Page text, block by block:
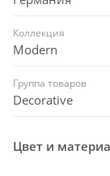
Коллекция
Modern
Группа товаров
Decorative
Цвет и